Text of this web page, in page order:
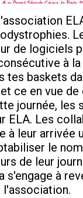
de logiciels
à
tes baskets
ce en vue
journée, les
ELA. Les
à leur arrivée
le
de leur
s'engage à
l'association.